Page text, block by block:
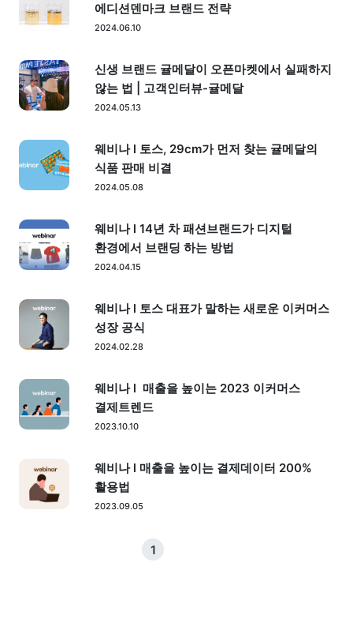
에디션덴마크 브랜드 전략
2024.06.10
신생 브랜드 귤메달이 오픈마켓에서 실패하지
않는 법 | 고객인터뷰-귤메달
2024.05.13
웨비나 l 토스, 29cm가 먼저 찾는 귤메달의
식품 판매 비결
2024.05.08
웨비나 l 14년 차 패션브랜드가 디지털
환경에서 브랜딩 하는 방법
2024.04.15
웨비나 l 토스 대표가 말하는 새로운 이커머스
성장 공식
2024.02.28
웨비나 l 매출을 높이는 2023 이커머스
결제트렌드
2023.10.10
웨비나 l 매출을 높이는 결제데이터 200%
활용법
2023.09.05
1